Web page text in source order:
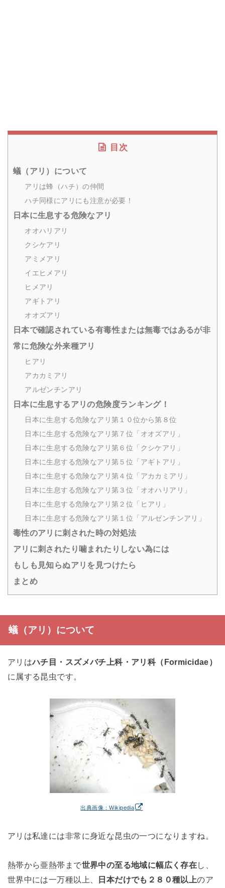
目次
蟻（アリ）について
アリは蜂（ハチ）の仲間
ハチ同様にアリにも注意が必要！
日本に生息する危険なアリ
オオハリアリ
クシケアリ
アミメアリ
イエヒメアリ
ヒメアリ
アギトアリ
オオズアリ
日本で確認されている有毒性または無毒ではあるが非
常に危険な外来種アリ
ヒアリ
アカカミアリ
アルゼンチンアリ
日本に生息するアリの危険度ランキング！
日本に生息する危険なアリ第１０位から第８位
日本に生息する危険なアリ第７位「オオズアリ」
日本に生息する危険なアリ第６位「クシケアリ」
日本に生息する危険なアリ第５位「アギトアリ」
日本に生息する危険なアリ第４位「アカカミアリ」
日本に生息する危険なアリ第３位「オオハリアリ」
日本に生息する危険なアリ第２位「ヒアリ」
日本に生息する危険なアリ第１位「アルゼンチンアリ」
毒性のアリに刺された時の対処法
アリに刺されたり噛まれたりしない為には
もしも見知らぬアリを見つけたら
まとめ
蟻（アリ）について
アリはハチ目・スズメバチ上科・アリ科（Formicidae）
に属する昆虫です。
出典画像：Wikipedia
アリは私達には非常に身近な昆虫の一つになりますね。
熱帯から亜熱帯まで世界中の至る地域に幅広く存在し、
世界中には一万種以上、
日本だけでも２８０種以上のア